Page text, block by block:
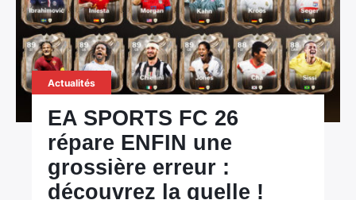
Actualités
EA SPORTS FC 26
répare ENFIN une
grossière erreur :
découvrez la quelle !